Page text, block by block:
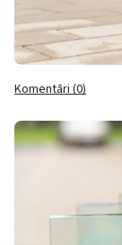
Komentāri (0)